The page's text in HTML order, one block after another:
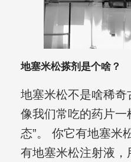
地塞米松搽剂是个啥？
地塞米松不是啥稀
像我们常吃的药片一
态”。 你它有地塞米
有地塞米松注射液